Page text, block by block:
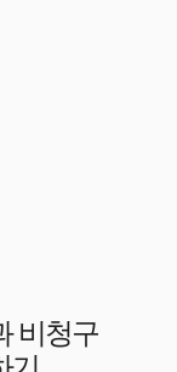
비청구